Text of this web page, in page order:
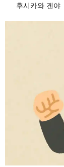
후시카와 겐야